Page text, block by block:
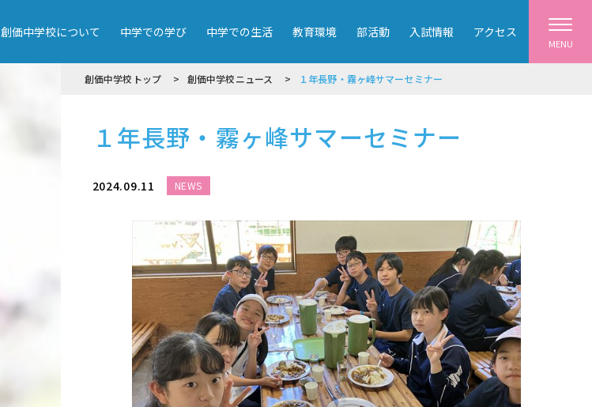
創価中学校について 中学での学び 中学での生活 教育環境 部活動 入試情報 アクセス
MENU
創価中学校トップ 創価中学校ニュース １年長野・霧ヶ峰サマーセミナー
１年長野・霧ヶ峰サマーセミナー
2024.09.11 NEWS